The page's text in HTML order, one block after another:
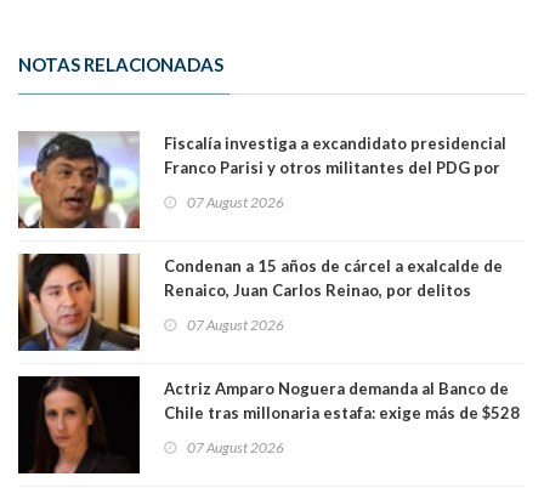
NOTAS RELACIONADAS
Fiscalía investiga a excandidato presidencial
Franco Parisi y otros militantes del PDG por
07 August 2026
Condenan a 15 años de cárcel a exalcalde de
Renaico, Juan Carlos Reinao, por delitos
07 August 2026
Actriz Amparo Noguera demanda al Banco de
Chile tras millonaria estafa: exige más de $528
07 August 2026